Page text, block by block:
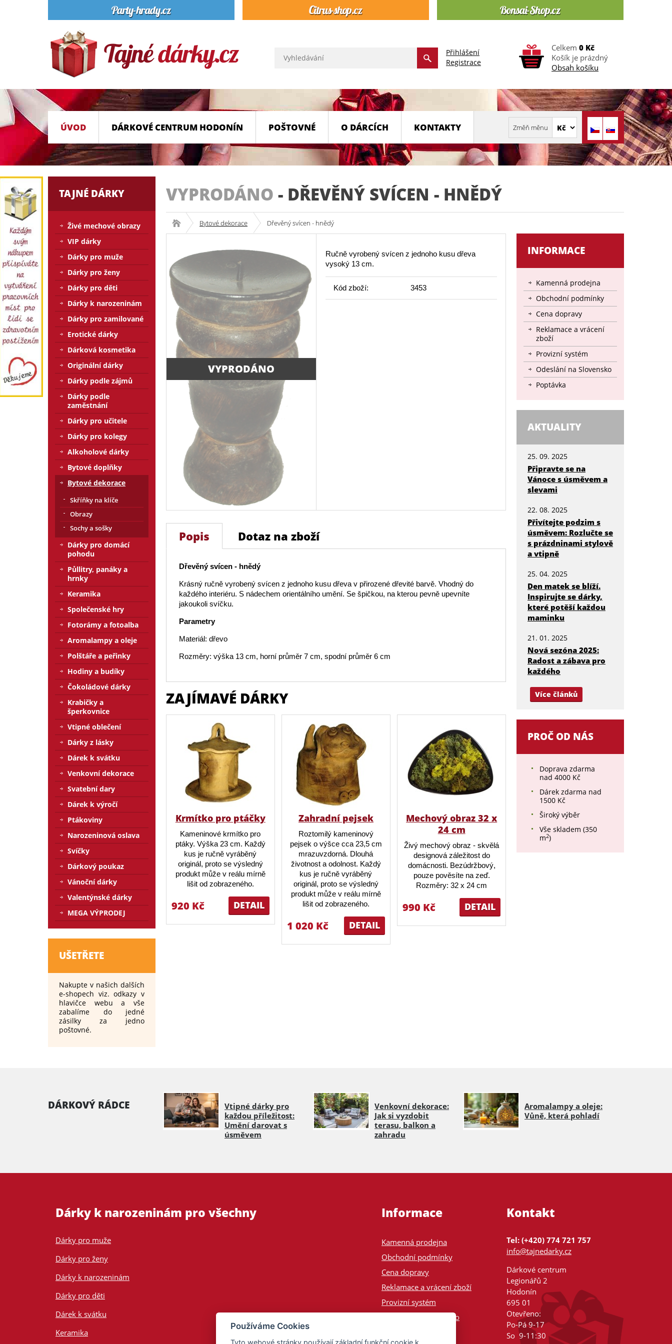
Přihlášení
Registrace
Celkem 0 Kč
Košík je prázdný
Obsah košíku
ÚVOD DÁRKOVÉ CENTRUM HODONÍN POŠTOVNÉ O DÁRCÍCH KONTAKTY
VYPRODÁNO - DŘEVĚNÝ SVÍCEN - HNĚDÝ
Bytové dekorace Dřevěný svícen - hnědý
VYPRODÁNO
Ručně vyrobený svícen z jednoho kusu dřeva
vysoký 13 cm.
Kód zboží: 3453
Popis Dotaz na zboží
Dřevěný svícen - hnědý
Krásný ručně vyrobený svícen z jednoho kusu dřeva v přirozené dřevité barvě. Vhodný do
každého interiéru. S nádechem orientálního umění. Se špičkou, na kterou pevně upevníte
jakoukoli svíčku.
Parametry
Materiál: dřevo
Rozměry: výška 13 cm, horní průměr 7 cm, spodní průměr 6 cm
ZAJÍMAVÉ DÁRKY
Krmítko pro ptáčky
Kameninové krmítko pro
ptáky. Výška 23 cm. Každý
kus je ručně vyráběný
originál, proto se výsledný
produkt může v reálu mírně
lišit od zobrazeného.
DETAIL
920 Kč
Zahradní pejsek
Roztomilý kameninový
pejsek o výšce cca 23,5 cm
mrazuvzdorná. Dlouhá
životnost a odolnost. Každý
kus je ručně vyráběný
originál, proto se výsledný
produkt může v reálu mírně
lišit od zobrazeného.
DETAIL
1 020 Kč
Mechový obraz 32 x
24 cm
Živý mechový obraz - skvělá
designová záležitost do
domácnosti. Bezúdržbový,
pouze pověsíte na zeď.
Rozměry: 32 x 24 cm
DETAIL
990 Kč
INFORMACE
Kamenná prodejna
Obchodní podmínky
Cena dopravy
Reklamace a vrácení
zboží
Provizní systém
Odeslání na Slovensko
Poptávka
AKTUALITY
25. 09. 2025
Připravte se na
Vánoce s úsměvem a
slevami
22. 08. 2025
Přivítejte podzim s
úsměvem: Rozlučte se
s prázdninami stylově
a vtipně
25. 04. 2025
Den matek se blíží.
Inspirujte se dárky,
které potěší každou
maminku
21. 01. 2025
Nová sezóna 2025:
Radost a zábava pro
každého
Více článků
PROČ OD NÁS
Doprava zdarma
nad 4000 Kč
Dárek zdarma nad
1500 Kč
Široký výběr
Vše skladem (350
m2)
TAJNÉ DÁRKY
Živé mechové obrazy
VIP dárky
Dárky pro muže
Dárky pro ženy
Dárky pro děti
Dárky k narozeninám
Dárky pro zamilované
Erotické dárky
Dárková kosmetika
Originální dárky
Dárky podle zájmů
Dárky podle
zaměstnání
Dárky pro učitele
Dárky pro kolegy
Alkoholové dárky
Bytové doplňky
Bytové dekorace
Skříňky na klíče
Obrazy
Sochy a sošky
Dárky pro domácí
pohodu
Půllitry, panáky a
hrnky
Keramika
Společenské hry
Fotorámy a fotoalba
Aromalampy a oleje
Polštáře a peřinky
Hodiny a budíky
Čokoládové dárky
Krabičky a
šperkovnice
Vtipné oblečení
Dárky z lásky
Dárek k svátku
Venkovní dekorace
Svatební dary
Dárek k výročí
Ptákoviny
Narozeninová oslava
Svíčky
Dárkový poukaz
Vánoční dárky
Valentýnské dárky
MEGA VÝPRODEJ
UŠETŘETE
Nakupte v našich dalších
e-shopech viz. odkazy v
hlavičce webu a vše
zabalíme do jedné
zásilky za jedno
poštovné.
DÁRKOVÝ RÁDCE
Vtipné dárky pro
každou příležitost:
Umění darovat s
úsměvem
Venkovní dekorace:
Jak si vyzdobit
terasu, balkon a
zahradu
Aromalampy a oleje:
Vůně, která pohladí
Dárky k narozeninám pro všechny
Dárky pro muže
Dárky pro ženy
Dárky k narozeninám
Dárky pro děti
Dárek k svátku
Keramika
Informace
Kamenná prodejna
Obchodní podmínky
Cena dopravy
Reklamace a vrácení zboží
Provizní systém
Odeslání na Slovensko
Kontakt
Tel: (+420) 774 721 757
info@tajnedarky.cz
Dárkové centrum
Legionářů 2
Hodonín
695 01
Otevřeno:
Po-Pá 9-17
So 9-11:30
Používáme Cookies
Tyto webové stránky používají základní funkční cookie k